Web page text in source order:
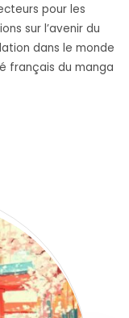
pour les
sur l’avenir du
dans le monde
français du manga